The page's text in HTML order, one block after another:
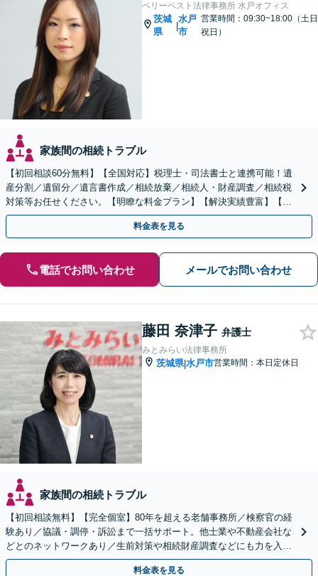
ベリーベスト法律事務所 水戸オフィス
茨城
県
|
水戸
市
営業時間：09:30~18:00（土日
祝日）
家族間の相続トラブル
【初回相談60分無料】【全国対応】税理士・司法書士と連携可能！遺
産分割／遺留分／遺言書作成／相続放棄／相続人・財産調査／相続税
対策等お任せください。【明瞭な料金プラン】【解決実績豊富】【電
話相談可】
料金表を見る
電話でお問い合わせ メールでお問い合わせ
藤田 奈津子 弁護士
みとみらい法律事務所
茨城県|水戸市営業時間：本日定休日
家族間の相続トラブル
【初回相談無料】【完全個室】80年を超える老舗事務所／検察官の経
験あり／協議・調停・訴訟まで一括サポート。他士業や不動産会社な
どとのネットワークあり／生前対策や相続財産調査などにも力を入れ
ております【水戸駅15分】
料金表を見る